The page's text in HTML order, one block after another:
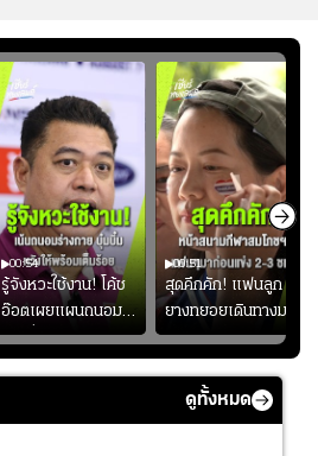
00:54
รู้จังหวะใช้งาน! โค้ช
อ๊อตเผยแผนถนอม
“บุ๋มบิ๋ม” เพื่อรักษา
ร่างกายให้พร้อมที่สุด
00:51
สุดคึกคัก! แฟนลูก
ยางทยอยเดินทางมา
หน้าสนามกีฬา
สมโภชฯ กันอย่าง
คึกคัก ก่อนเกมเริ่ม
ดูทั้งหมด